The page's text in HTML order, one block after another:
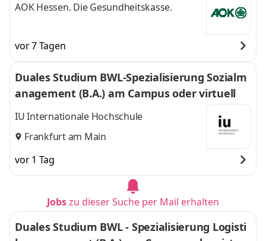
AOK Hessen. Die Gesundheitskasse.
vor 7 Tagen
Duales Studium BWL-Spezialisierung Sozialm
anagement (B.A.) am Campus oder virtuell
IU Internationale Hochschule
Frankfurt am Main
vor 1 Tag
Jobszu dieser Suche per Mail erhalten
Duales Studium BWL - Spezialisierung Logisti